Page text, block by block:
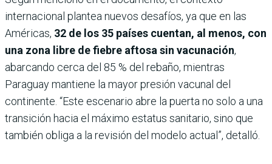
internacional plantea nuevos desafíos, ya que en las
Américas, 32 de los 35 países cuentan, al menos, con
una zona libre de fiebre aftosa sin vacunación,
abarcando cerca del 85 % del rebaño, mientras
Paraguay mantiene la mayor presión vacunal del
continente. “Este escenario abre la puerta no solo a una
transición hacia el máximo estatus sanitario, sino que
también obliga a la revisión del modelo actual”, detalló.